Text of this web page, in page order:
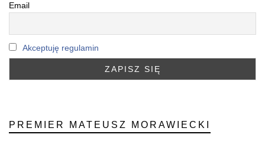
Email
Akceptuję regulamin
PREMIER MATEUSZ MORAWIECKI